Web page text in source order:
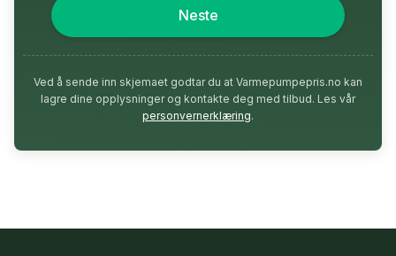
Neste
Ved å sende inn skjemaet godtar du at Varmepumpepris.no kan
lagre dine opplysninger og kontakte deg med tilbud. Les vår
personvernerklæring.